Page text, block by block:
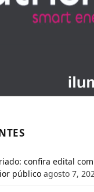
confira edital
público agosto 7,